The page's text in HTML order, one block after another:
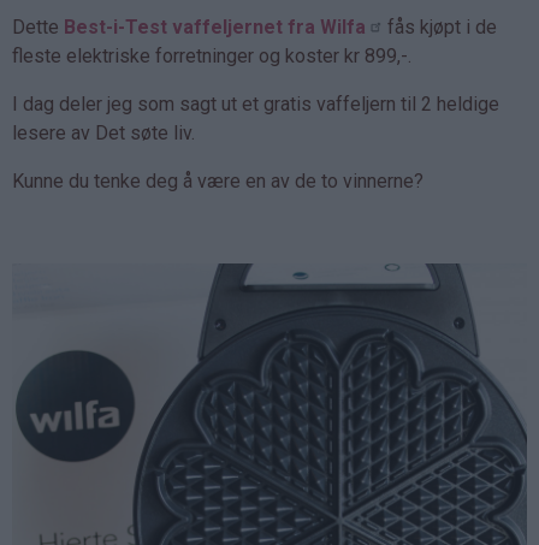
Dette Best-i-Test vaffeljernet fra Wilfa
fås kjøpt i de
fleste elektriske forretninger og koster kr 899,-.
I dag deler jeg som sagt ut et gratis vaffeljern til 2 heldige
lesere av Det søte liv.
Kunne du tenke deg å være en av de to vinnerne?